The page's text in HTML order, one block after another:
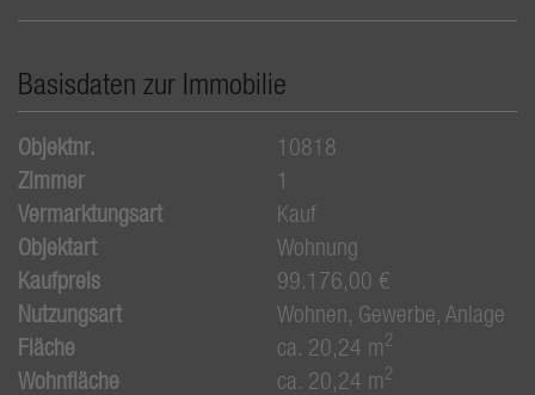
Basisdaten zur Immobilie
Objektnr.
10818
Zimmer
1
Vermarktungsart
Kauf
Objektart
Wohnung
Kaufpreis
99.176,00 €
Nutzungsart
Wohnen Gewerbe Anlage
Fläche
ca. 20,24 m2
Wohnfläche ca. 20,24 m2